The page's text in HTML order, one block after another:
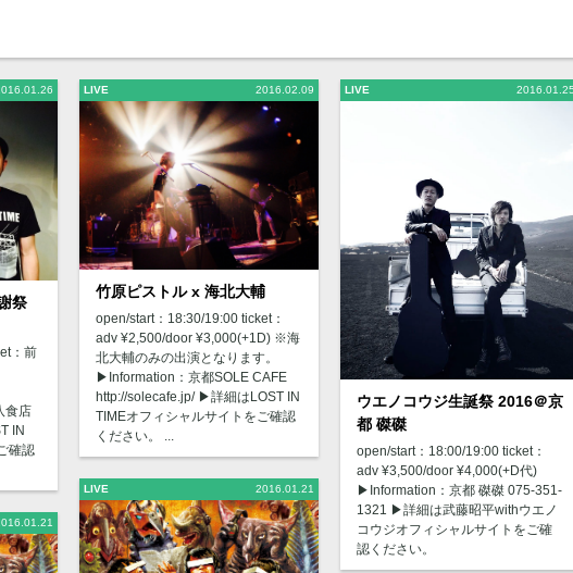
祭
：前
食店
IN
確認
LIVE 2016.02.09
竹原ピストル x 海北大輔
open/start：18:30/19:00 ticket：
adv ¥2,500/door ¥3,000(+1D) ※海
北大輔のみの出演となります。
▶︎Information：京都SOLE CAFE
http://solecafe.jp/ ▶︎詳細はLOST IN
TIMEオフィシャルサイトをご確認
ください。 ...
LIVE 2016.01.21
LIVE
ウエノコウジ生誕祭 2016＠京
都 磔磔
open/start：18:00/19:00 ticket：
adv ¥3,500/door ¥4,000(+D代)
▶︎Information：京都 磔磔 075-351-
1321 ▶︎詳細は武藤昭平withウエノ
コウジオフィシャルサイトをご確
認ください。